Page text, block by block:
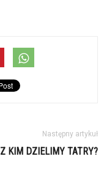
Następny artykuł
Z KIM DZIELIMY TATRY?